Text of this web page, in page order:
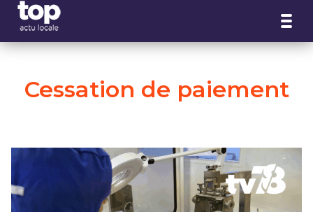
Cessation de paiement
Panneau de gestion des cookies